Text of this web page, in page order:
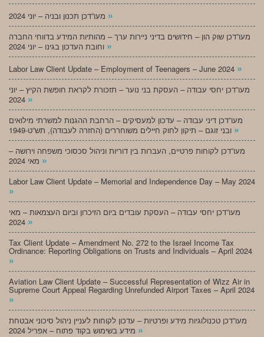
»
מעו”דכן שוק הון – חידושים בדיני ניירות ערך – מהותיות המידע בדווחי החברה
»
Labor Law Client Update – Employment of Teenagers – June 2024 »
מעו”דכן יחסי עבודה – העסקת בני נוער – תזכורת לקראת חופשת הקיץ – יוני
»
מעו”דכן דיני עבודה – עדכון למעסיקים – הרחבת ההגנות למשרתי מילואים
»
מעו”דכן לקוחות פרטיים, העברות בין דוריות וניהול סכסוכי משפחה וירושה –
»
Labor Law Client Update – Memorial and Independence Day – May 2024
»
מעו”דכן יחסי עבודה – העסקת עובדים ביום הזיכרון וביום העצמאות – מאי
»
Tax Client Update – Amendment No. 272 to the Israel Income Tax
Ordinance: Reporting Obligations on Trusts and Individuals – April 2024
»
Aviation Law Client Update – Successful Representation of Wizz Air in
Supreme Court Appeal Regarding Unrefunded Airport Taxes – April 2024
»
מעו”דכן טכנולוגיות מידע ופרטיות – עדכון לקוחות לעניין ניהול סיכוני אבטחת
»